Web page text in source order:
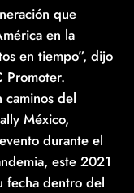
que
en la
en tiempo”, dijo
Promoter.
caminos del
México,
durante el
este 2021
fecha dentro del